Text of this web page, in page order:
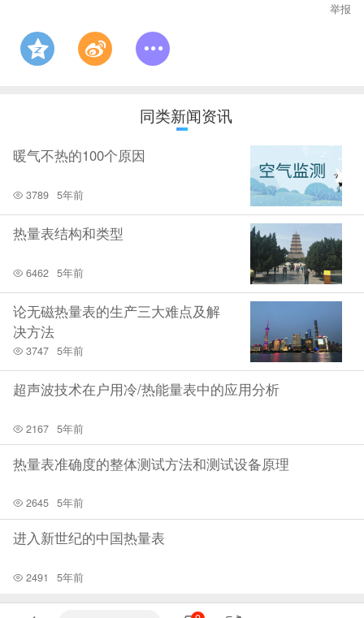
举报
同类新闻资讯
暖气不热的100个原因
3789 5年前
热量表结构和类型
6462 5年前
论无磁热量表的生产三大难点及解
决方法
3747 5年前
超声波技术在户用冷/热能量表中的应用分析
2167 5年前
热量表准确度的整体测试方法和测试设备原理
2645 5年前
进入新世纪的中国热量表
2491 5年前